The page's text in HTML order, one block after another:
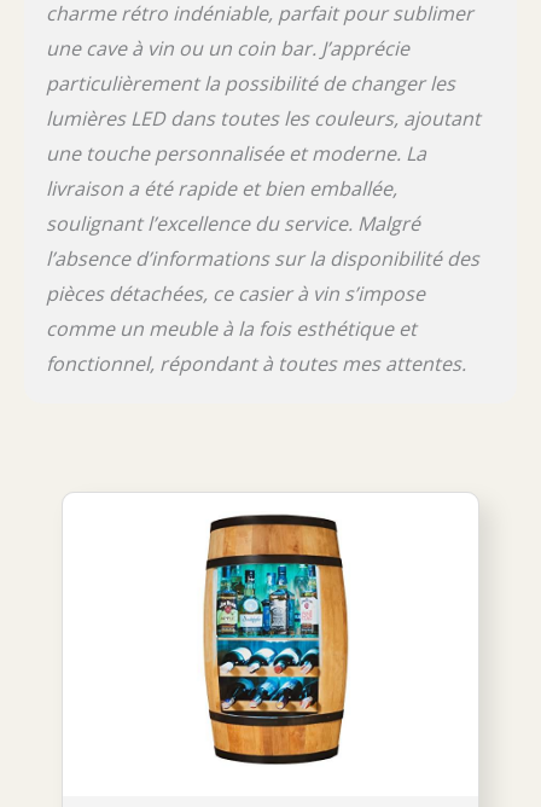
décorations)
charme rétro indéniable, parfait pour sublimer
une cave à vin ou un coin bar. J’apprécie
particulièrement la possibilité de changer les
lumières LED dans toutes les couleurs, ajoutant
une touche personnalisée et moderne. La
livraison a été rapide et bien emballée,
soulignant l’excellence du service. Malgré
l’absence d’informations sur la disponibilité des
pièces détachées, ce casier à vin s’impose
comme un meuble à la fois esthétique et
fonctionnel, répondant à toutes mes attentes.